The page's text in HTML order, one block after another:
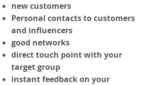
new customers
Personal contacts to customers
and influencers
good networks
direct touch point with your
target group
instant feedback on your